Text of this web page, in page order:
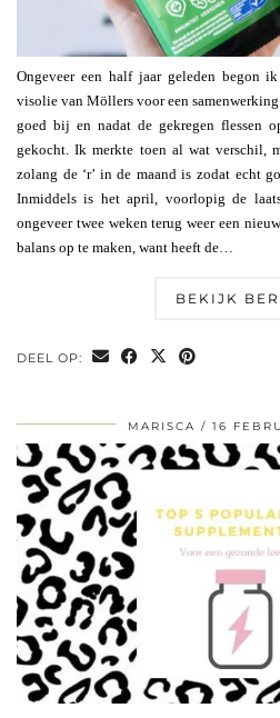
Ongeveer een half jaar geleden begon
visolie van Möllers voor een
goed bij en nadat de gekregen flessen
gekocht. Ik merkte toen al wat verschil,
zolang de ‘r’ in de maand is zodat echt
Inmiddels is het april, voorlopig de
ongeveer twee weken terug weer een
balans op te maken, want heeft de…
BEKIJK
DEEL OP:
MARISCA 16